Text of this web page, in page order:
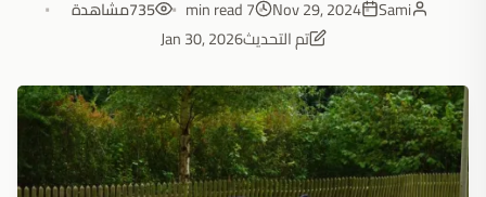
Sami
Nov 29, 2024
7 min read
735مشاهدة
تم التحديثJan 30, 2026